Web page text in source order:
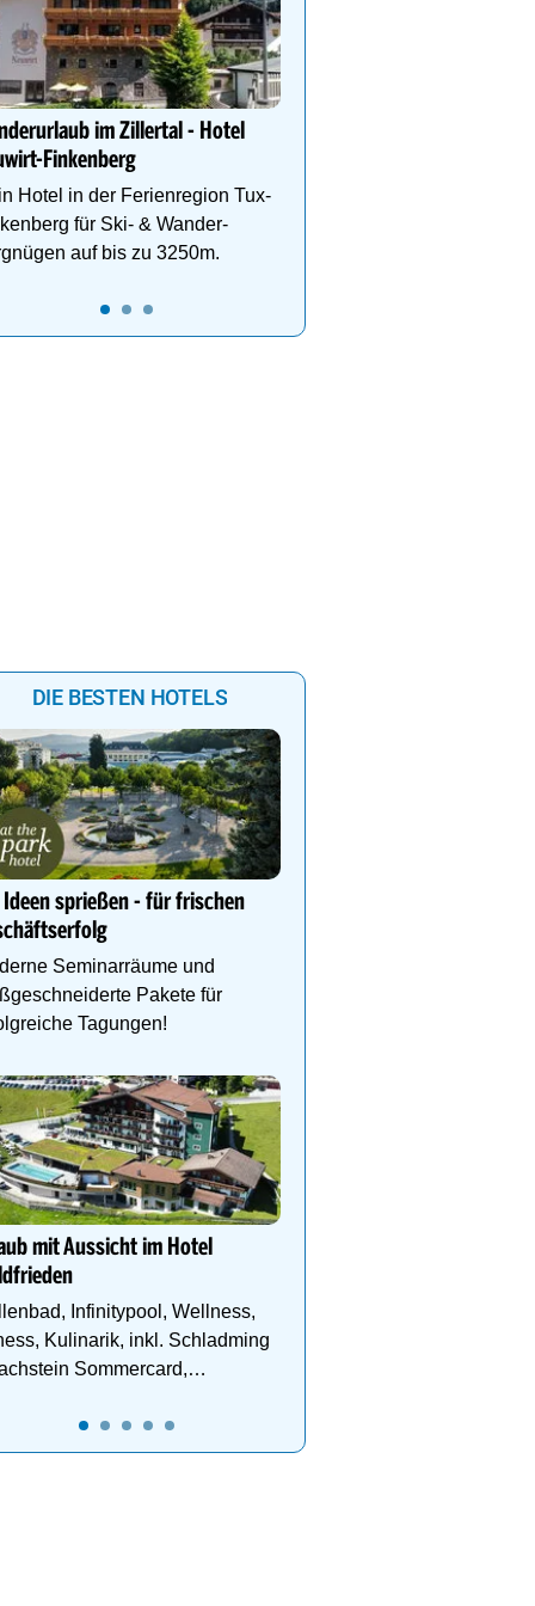
im Zillertal - Hotel
Finkenberg
Hotel in der Ferienregion Tux-
für Ski- & Wander-
auf bis zu 3250m.
DIE BESTEN HOTELS
Ideen sprießen - für frischen
Seminarräume und
Pakete für
Tagungen!
mit Aussicht im Hotel
Infinitypool, Wellness,
Kulinarik, inkl. Schladming
Sommercard,